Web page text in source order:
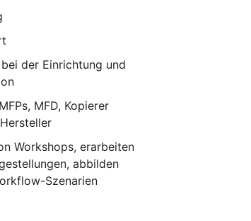
der Einrichtung und
MFD, Kopierer
Workshops, erarbeiten
abbilden
Szenarien